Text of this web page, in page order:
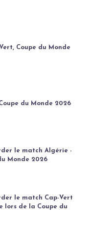
Coupe du Monde
du Monde 2026
le match Algérie -
Monde 2026
le match Cap-Vert
lors de la Coupe du